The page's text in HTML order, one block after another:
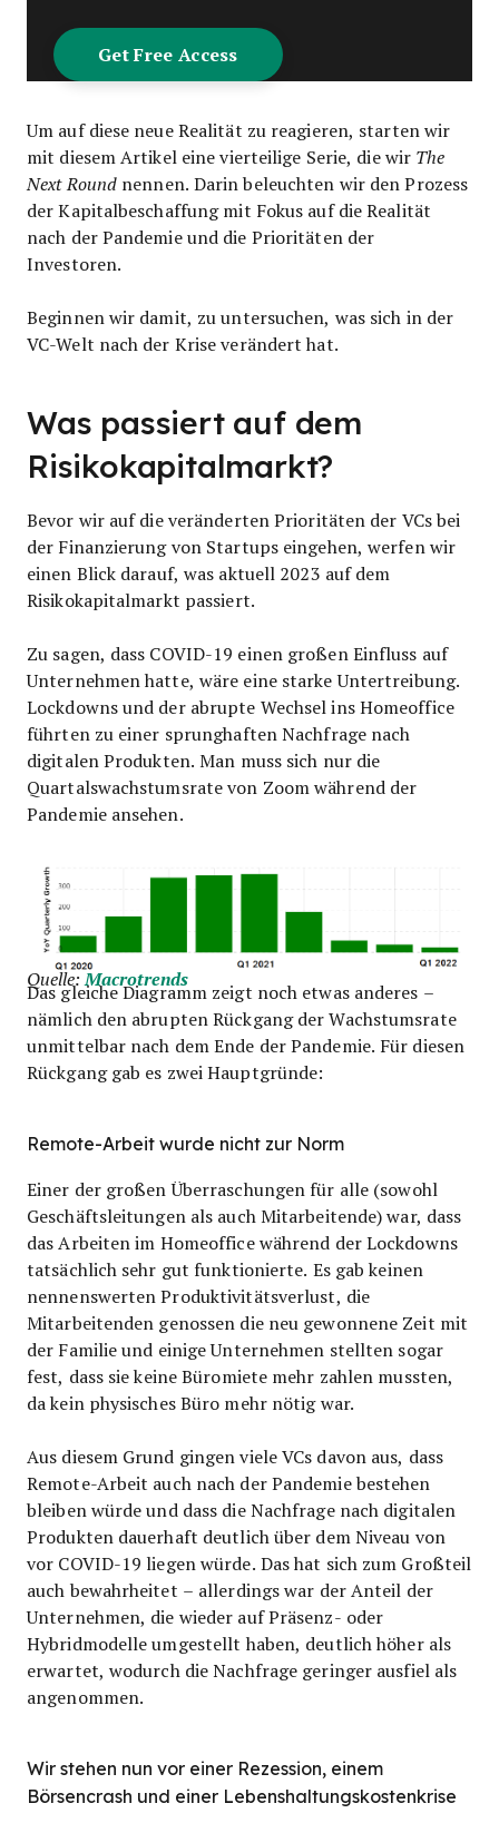
Um auf diese neue Realität zu reagieren, starten wir
mit diesem Artikel eine vierteilige Serie, die wir The
Next Round nennen. Darin beleuchten wir den Prozess
der Kapitalbeschaffung mit Fokus auf die Realität
nach der Pandemie und die Prioritäten der
Investoren.
Beginnen wir damit, zu untersuchen, was sich in der
VC-Welt nach der Krise verändert hat.
Was passiert auf dem
Risikokapitalmarkt?
Bevor wir auf die veränderten Prioritäten der VCs bei
der Finanzierung von Startups eingehen, werfen wir
einen Blick darauf, was aktuell 2023 auf dem
Risikokapitalmarkt passiert.
Zu sagen, dass COVID-19 einen großen Einfluss auf
Unternehmen hatte, wäre eine starke Untertreibung.
Lockdowns und der abrupte Wechsel ins Homeoffice
führten zu einer sprunghaften Nachfrage nach
digitalen Produkten. Man muss sich nur die
Quartalswachstumsrate von Zoom während der
Pandemie ansehen.
Quelle:Macrotrends
Das gleiche Diagramm zeigt noch etwas anderes –
nämlich den abrupten Rückgang der Wachstumsrate
unmittelbar nach dem Ende der Pandemie. Für diesen
Rückgang gab es zwei Hauptgründe:
Remote-Arbeit wurde nicht zur Norm
Einer der großen Überraschungen für alle (sowohl
Geschäftsleitungen als auch Mitarbeitende) war, dass
das Arbeiten im Homeoffice während der Lockdowns
tatsächlich sehr gut funktionierte. Es gab keinen
nennenswerten Produktivitätsverlust, die
Mitarbeitenden genossen die neu gewonnene Zeit mit
der Familie und einige Unternehmen stellten sogar
fest, dass sie keine Büromiete mehr zahlen mussten,
da kein physisches Büro mehr nötig war.
Aus diesem Grund gingen viele VCs davon aus, dass
Remote-Arbeit auch nach der Pandemie bestehen
bleiben würde und dass die Nachfrage nach digitalen
Produkten dauerhaft deutlich über dem Niveau von
vor COVID-19 liegen würde. Das hat sich zum Großteil
auch bewahrheitet – allerdings war der Anteil der
Unternehmen, die wieder auf Präsenz- oder
Hybridmodelle umgestellt haben, deutlich höher als
erwartet, wodurch die Nachfrage geringer ausfiel als
angenommen.
Wir stehen nun vor einer Rezession, einem
Börsencrash und einer Lebenshaltungskostenkrise